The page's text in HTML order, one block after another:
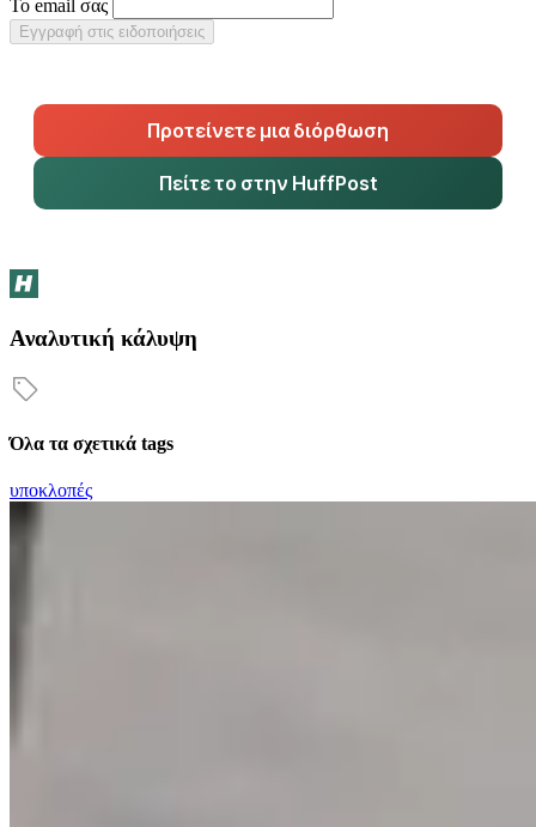
Το email σας
Εγγραφή στις ειδοποιήσεις
Προτείνετε μια διόρθωση
Πείτε το στην HuffPost
Αναλυτική κάλυψη
Όλα τα σχετικά tags
υποκλοπές